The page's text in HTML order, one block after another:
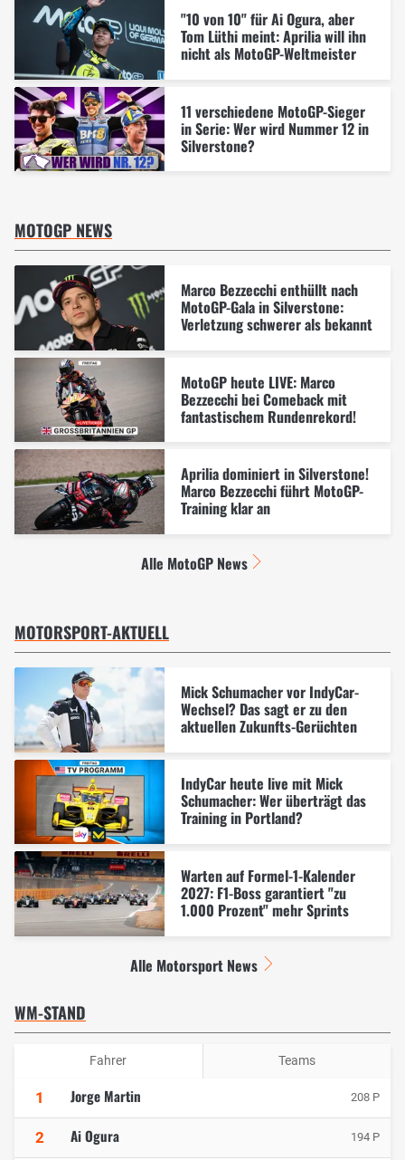
"10 von 10" für Ai Ogura, aber
Tom Lüthi meint: Aprilia will ihn
nicht als MotoGP-Weltmeister
11 verschiedene MotoGP-Sieger
in Serie: Wer wird Nummer 12 in
Silverstone?
MOTOGP NEWS
Marco Bezzecchi enthüllt nach
MotoGP-Gala in Silverstone:
Verletzung schwerer als bekannt
MotoGP heute LIVE: Marco
Bezzecchi bei Comeback mit
fantastischem Rundenrekord!
Aprilia dominiert in Silverstone!
Marco Bezzecchi führt MotoGP-
Training klar an
Alle MotoGP News
MOTORSPORT-AKTUELL
Mick Schumacher vor IndyCar-
Wechsel? Das sagt er zu den
aktuellen Zukunfts-Gerüchten
IndyCar heute live mit Mick
Schumacher: Wer überträgt das
Training in Portland?
Warten auf Formel-1-Kalender
2027: F1-Boss garantiert "zu
1.000 Prozent" mehr Sprints
Alle Motorsport News
WM-STAND
Fahrer Teams
1 Jorge Martin 208 P
2 Ai Ogura 194 P